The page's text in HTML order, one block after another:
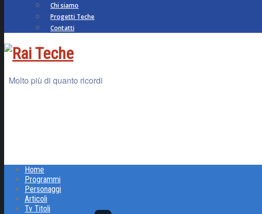
Chi siamo
Progetti Teche
Contatti
Molto più di quanto ricordi
Home
Programmi
Personaggi
Articoli
Tv Titoli